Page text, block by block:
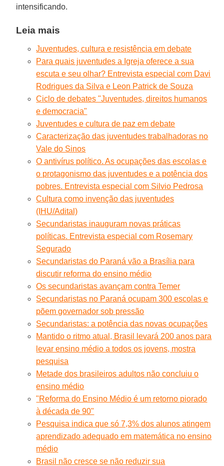
intensificando.
Leia mais
Juventudes, cultura e resistência em debate
Para quais juventudes a Igreja oferece a sua
escuta e seu olhar? Entrevista especial com Davi
Rodrigues da Silva e Leon Patrick de Souza
Ciclo de debates "Juventudes, direitos humanos
e democracia"
Juventudes e cultura de paz em debate
Caracterização das juventudes trabalhadoras no
Vale do Sinos
O antivírus político. As ocupações das escolas e
o protagonismo das juventudes e a potência dos
pobres. Entrevista especial com Silvio Pedrosa
Cultura como invenção das juventudes
(IHU/Adital)
Secundaristas inauguram novas práticas
políticas. Entrevista especial com Rosemary
Segurado
Secundaristas do Paraná vão a Brasília para
discutir reforma do ensino médio
Os secundaristas avançam contra Temer
Secundaristas no Paraná ocupam 300 escolas e
põem governador sob pressão
Secundaristas: a potência das novas ocupações
Mantido o ritmo atual, Brasil levará 200 anos para
levar ensino médio a todos os jovens, mostra
pesquisa
Metade dos brasileiros adultos não concluiu o
ensino médio
"Reforma do Ensino Médio é um retorno piorado
à década de 90"
Pesquisa indica que só 7,3% dos alunos atingem
aprendizado adequado em matemática no ensino
médio
Brasil não cresce se não reduzir sua